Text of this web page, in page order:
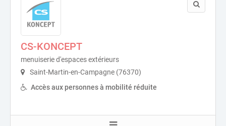
CS-KONCEPT
menuiserie d'espaces extérieurs
Saint-Martin-en-Campagne (76370)
Accès aux personnes à mobilité réduite